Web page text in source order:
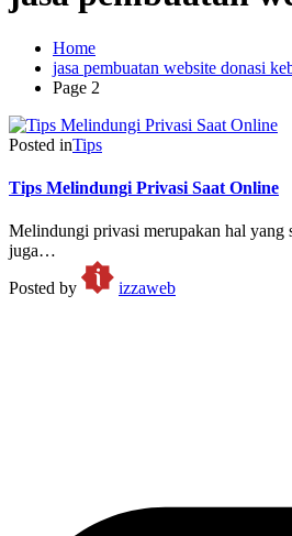
Home
jasa pembuatan website donasi
Page 2
Posted inTips
Tips Melindungi Privasi Saat Online
Melindungi privasi merupakan hal yang
juga…
Posted by
izzaweb